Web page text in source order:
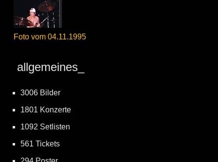
Foto vom 04.11.1995
allgemeines_
3006 Bilder
1801 Konzerte
1092 Setlisten
561 Tickets